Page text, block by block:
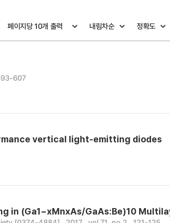
607
vertical light-emitting diodes
in (Ga1−xMnxAs/GaAs:Be)10